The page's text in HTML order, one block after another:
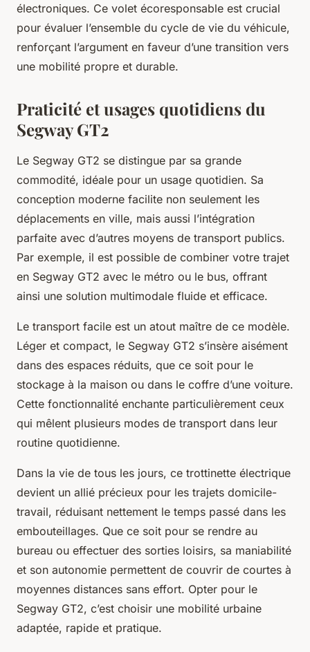
électroniques. Ce volet écoresponsable est crucial
pour évaluer l’ensemble du cycle de vie du véhicule,
renforçant l’argument en faveur d’une transition vers
une mobilité propre et durable.
Praticité et usages quotidiens du
Segway GT2
Le Segway GT2 se distingue par sa grande
commodité, idéale pour un usage quotidien. Sa
conception moderne facilite non seulement les
déplacements en ville, mais aussi l’intégration
parfaite avec d’autres moyens de transport publics.
Par exemple, il est possible de combiner votre trajet
en Segway GT2 avec le métro ou le bus, offrant
ainsi une solution multimodale fluide et efficace.
Le transport facile est un atout maître de ce modèle.
Léger et compact, le Segway GT2 s’insère aisément
dans des espaces réduits, que ce soit pour le
stockage à la maison ou dans le coffre d’une voiture.
Cette fonctionnalité enchante particulièrement ceux
qui mêlent plusieurs modes de transport dans leur
routine quotidienne.
Dans la vie de tous les jours, ce trottinette électrique
devient un allié précieux pour les trajets domicile-
travail, réduisant nettement le temps passé dans les
embouteillages. Que ce soit pour se rendre au
bureau ou effectuer des sorties loisirs, sa maniabilité
et son autonomie permettent de couvrir de courtes à
moyennes distances sans effort. Opter pour le
Segway GT2, c’est choisir une mobilité urbaine
adaptée, rapide et pratique.